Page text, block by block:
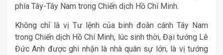
phía Tây-Tây Nam trong Chiến dịch Hồ Chí Minh.
Không chỉ là vị Tư lệnh của binh đoàn cánh Tây Nam
trong Chiến dịch Hồ Chí Minh, lúc sinh thời, Đại tướng Lê
Đức Anh được ghi nhận là nhà quân sự lớn, là vị tướng